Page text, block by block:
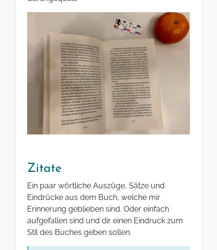
Zitate
Ein paar wörtliche Auszüge, Sätze und
Eindrücke aus dem Buch, welche mir
Erinnerung geblieben sind. Oder einfach
aufgefallen sind und dir einen Eindruck zum
Stil des Buches geben sollen.